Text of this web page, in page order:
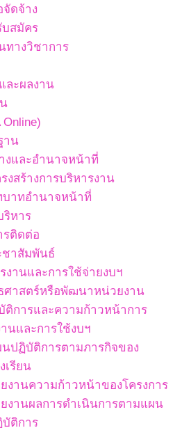
ดจ้าง
บสมัคร
ทางวิชาการ
ละผลงาน
Online)
าน
งและอำนาจหน้าที่
งสร้างการบริหารงาน
าทอำนาจหน้าที่
ริหาร
รติดต่อ
ชาสัมพันธ์
งานและการใช้จ่ายงบฯ
ศาสตร์หรือพัฒนาหน่วยงาน
ติการและความก้าวหน้าการ
นและการใช้งบฯ
นปฏิบัติการตามภารกิจของ
เรียน
งานความก้าวหน้าของโครงการ
งานผลการดำเนินการตามแผน
บัติการ